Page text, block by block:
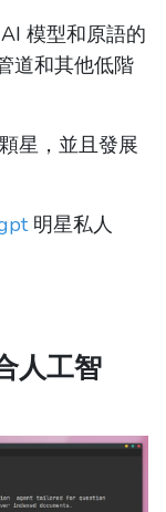
模型和原語的
道和其他低階
星，並且發展
明星私人
人工智